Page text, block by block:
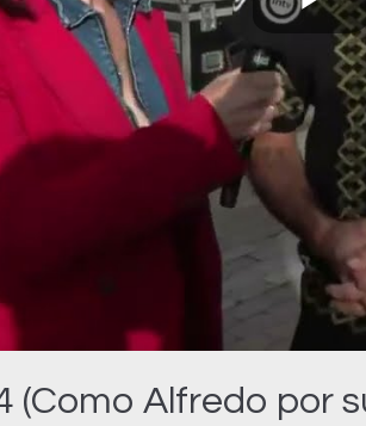
(Como Alfredo por